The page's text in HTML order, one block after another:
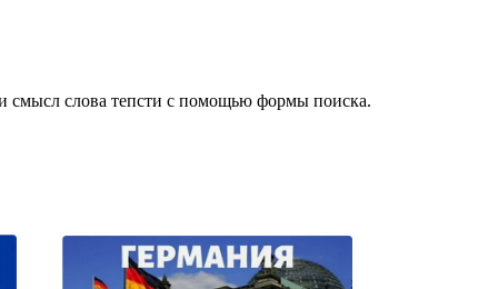
смысл слова тепсти с помощью формы поиска.